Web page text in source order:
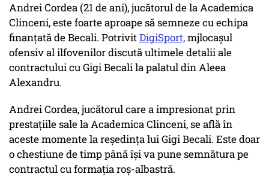
Andrei Cordea (21 de ani), jucătorul de la Academica
Clinceni, este foarte aproape să semneze cu echipa
finanțată de Becali. PotrivitDigiSport,mjlocașul
ofensiv al ilfovenilor discută ultimele detalii ale
contractului cu Gigi Becali la palatul din Aleea
Alexandru.
Andrei Cordea, jucătorul care a impresionat prin
prestațiile sale la Academica Clinceni, se află în
aceste momente la reședința lui Gigi Becali. Este doar
o chestiune de timp până își va pune semnătura pe
contractul cu formația roș-albastră.